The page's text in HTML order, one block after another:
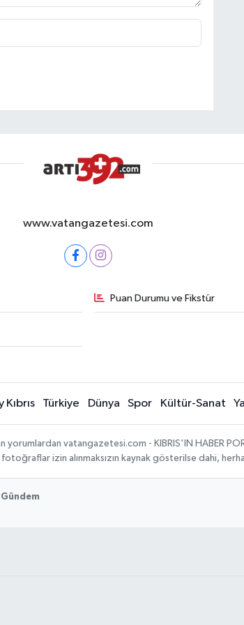
www.vatangazetesi.com
Puan Durumu ve Fikstür
Kıbrıs Türkiye Dünya Spor Kültür-Sanat
yorumlardan vatangazetesi.com - KIBRIS'IN HABER
fotoğraflar izin alınmaksızın kaynak gösterilse dahi,
Gündem